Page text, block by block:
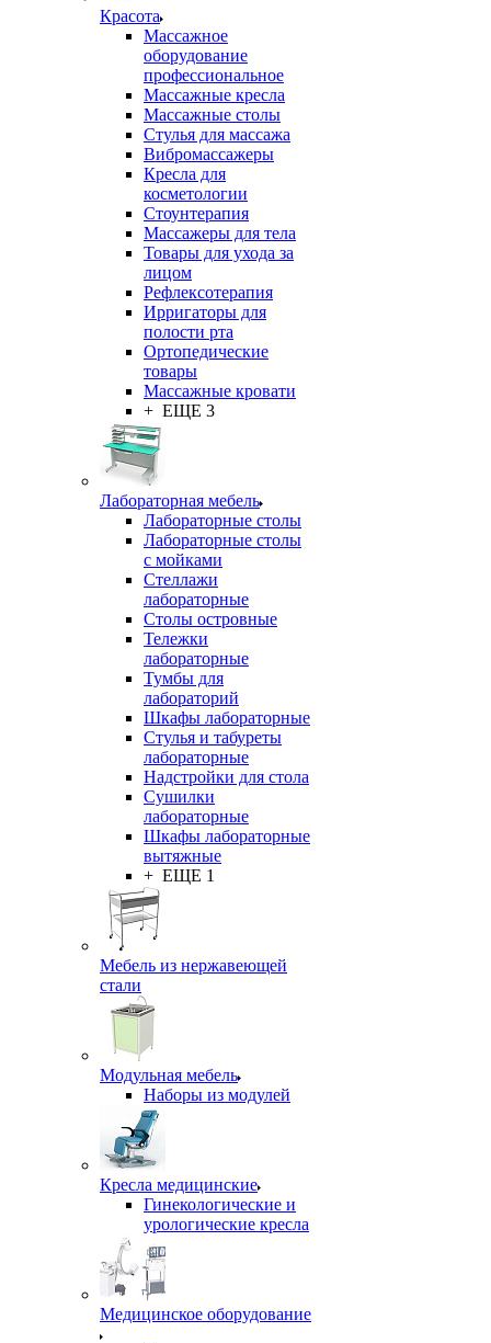
Красота
Массажное
оборудование
профессиональное
Массажные кресла
Массажные столы
Стулья для массажа
Вибромассажеры
Кресла для
косметологии
Стоунтерапия
Массажеры для тела
Товары для ухода за
лицом
Рефлексотерапия
Ирригаторы для
полости рта
Ортопедические
товары
Массажные кровати
+ ЕЩЕ 3
Лабораторная мебель
Лабораторные столы
Лабораторные столы
с мойками
Стеллажи
лабораторные
Столы островные
Тележки
лабораторные
Тумбы для
лабораторий
Шкафы лабораторные
Стулья и табуреты
лабораторные
Надстройки для стола
Сушилки
лабораторные
Шкафы лабораторные
вытяжные
+ ЕЩЕ 1
Мебель из нержавеющей
стали
Модульная мебель
Наборы из модулей
Кресла медицинские
Гинекологические и
урологические кресла
Медицинское оборудование